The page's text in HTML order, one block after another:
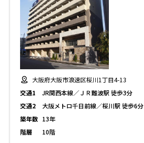
大阪府大阪市浪速区桜川1丁目4-13
交通1
JR関西本線／ＪＲ難波駅 徒歩3分
交通2
大阪メトロ千日前線／桜川駅 徒歩6分
築年数 13年
階層
10階